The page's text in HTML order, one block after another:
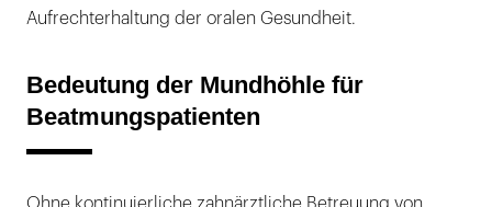
Aufrechterhaltung der oralen Gesundheit.
Bedeutung der Mundhöhle für
Beatmungspatienten